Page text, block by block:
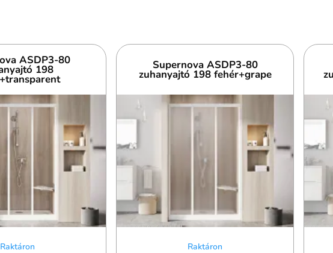
ASDP3-80
198
Raktáron
Supernova ASDP3-80
zuhanyajtó 198 fehér+grape
Raktáron